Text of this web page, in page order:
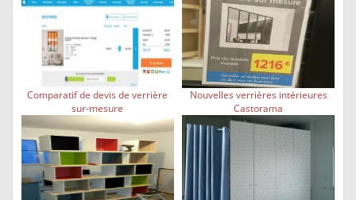
Comparatif de devis de verrière
sur-mesure
Nouvelles verrières intérieures
Castorama